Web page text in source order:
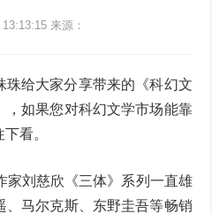
13:13:15 来源：
珠给大家分享带来的《科幻文
，如果您对科幻文学市场能靠
看。
家刘慈欣《三体》系列一直雄
、马尔克斯、东野圭吾等畅销